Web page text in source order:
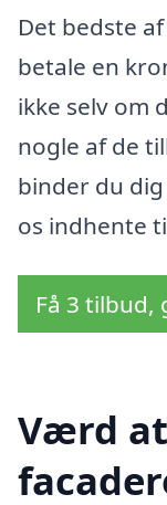
Det bedste
betale en
ikke selv om
nogle af de
binder du
os indhente
Få 3
Værd